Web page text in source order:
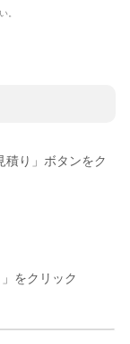
。
積り」ボタンをク
をクリック